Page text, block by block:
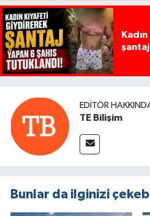
şantaj
EDITÖR
TE Bilişim
Bunlar da ilginizi